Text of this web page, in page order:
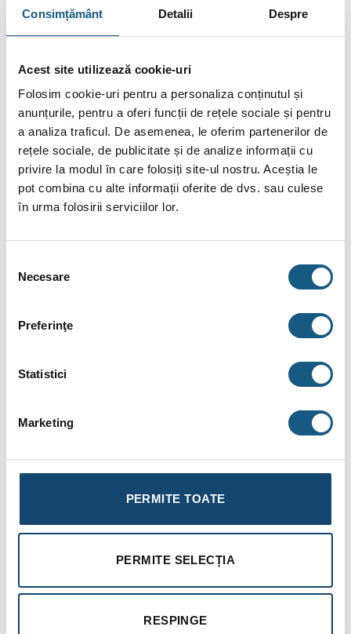
Consimțământ Detalii Despre
Acest site utilizează cookie-uri
Folosim cookie-uri pentru a personaliza conținutul și
anunțurile, pentru a oferi funcții de rețele sociale și pentru
a analiza traficul. De asemenea, le oferim partenerilor de
rețele sociale, de publicitate și de analize informații cu
privire la modul în care folosiți site-ul nostru. Aceștia le
pot combina cu alte informații oferite de dvs. sau culese
în urma folosirii serviciilor lor.
consimțământului
Necesare
Preferinţe
Statistici
Marketing
PERMITE TOATE
PERMITE SELECȚIA
RESPINGE
Separator de aer încorporat